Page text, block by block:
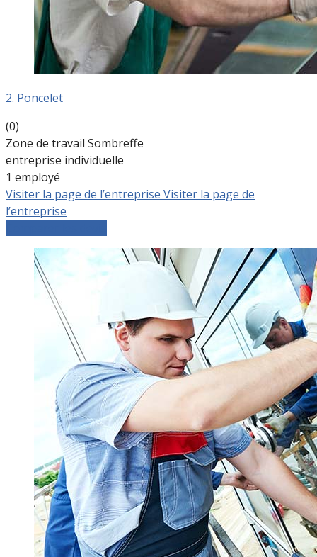
2. Poncelet
(0)
Zone de travail Sombreffe
entreprise individuelle
1 employé
Visiter la page de l’entreprise Visiter la page de
l’entreprise